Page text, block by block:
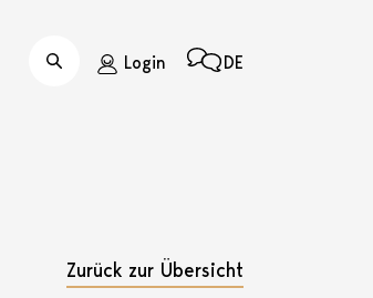
Suche Login DE
Zurück zur Übersicht